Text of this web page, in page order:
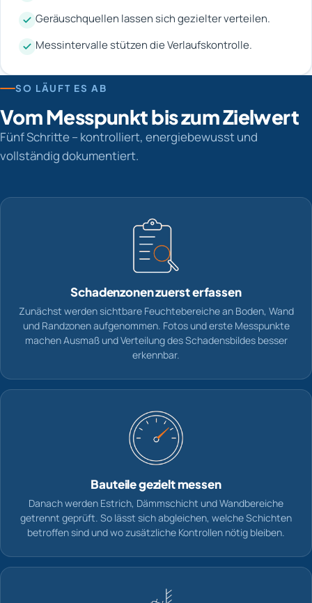
Geräuschquellen lassen sich gezielter verteilen.
Messintervalle stützen die Verlaufskontrolle.
SO LÄUFT ES AB
Vom Messpunkt bis zum Zielwert
Fünf Schritte – kontrolliert, energiebewusst und
vollständig dokumentiert.
Schadenzonen zuerst erfassen
Zunächst werden sichtbare Feuchtebereiche an Boden, Wand
und Randzonen aufgenommen. Fotos und erste Messpunkte
machen Ausmaß und Verteilung des Schadensbildes besser
erkennbar.
Bauteile gezielt messen
Danach werden Estrich, Dämmschicht und Wandbereiche
getrennt geprüft. So lässt sich abgleichen, welche Schichten
betroffen sind und wo zusätzliche Kontrollen nötig bleiben.